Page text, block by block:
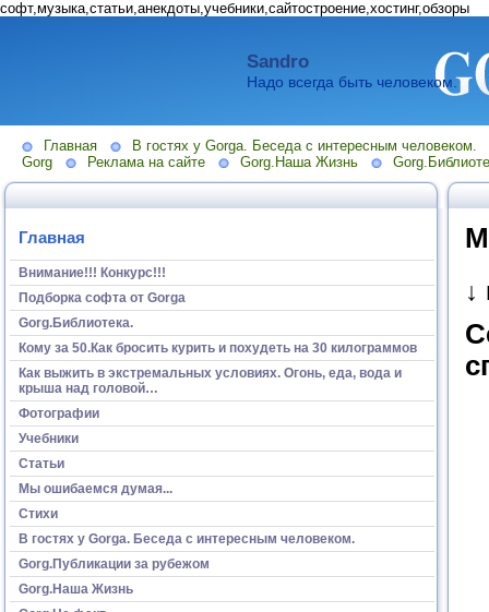
софт,музыка,статьи,анекдоты,учебники,сайтостроение,хостинг,обзоры
Sandro
Надо всегда быть человеком.
Главная
В гостях у Gorga. Беседа с интересным человеком.
Gorg
Реклама на сайте Gorg.Наша Жизнь
Главная
Внимание!!! Конкурс!!!
Подборка софта от Gorga
Gorg.Библиотека.
Кому за 50.Как бросить курить и похудеть на 30 килограммов
Как выжить в экстремальных условиях. Огонь, еда, вода и
крыша над головой…
Фотографии
Учебники
Статьи
Мы ошибаемся думая...
Стихи
В гостях у Gorga. Беседа с интересным человеком.
Gorg.Публикации за рубежом
Gorg.Наша Жизнь